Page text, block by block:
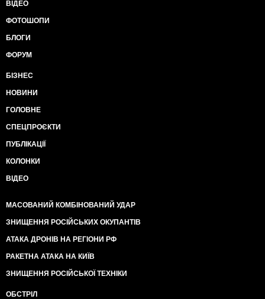
ВІДЕО
ФОТОШОПИ
БЛОГИ
ФОРУМ
БІЗНЕС
НОВИНИ
ГОЛОВНЕ
СПЕЦПРОЄКТИ
ПУБЛІКАЦІЇ
КОЛОНКИ
ВІДЕО
МАСОВАНИЙ КОМБІНОВАНИЙ УДАР
ЗНИЩЕННЯ РОСІЙСЬКИХ ОКУПАНТІВ
АТАКА ДРОНІВ НА РЕГІОНИ РФ
РАКЕТНА АТАКА НА КИЇВ
ЗНИЩЕННЯ РОСІЙСЬКОЇ ТЕХНІКИ
ОБСТРІЛ